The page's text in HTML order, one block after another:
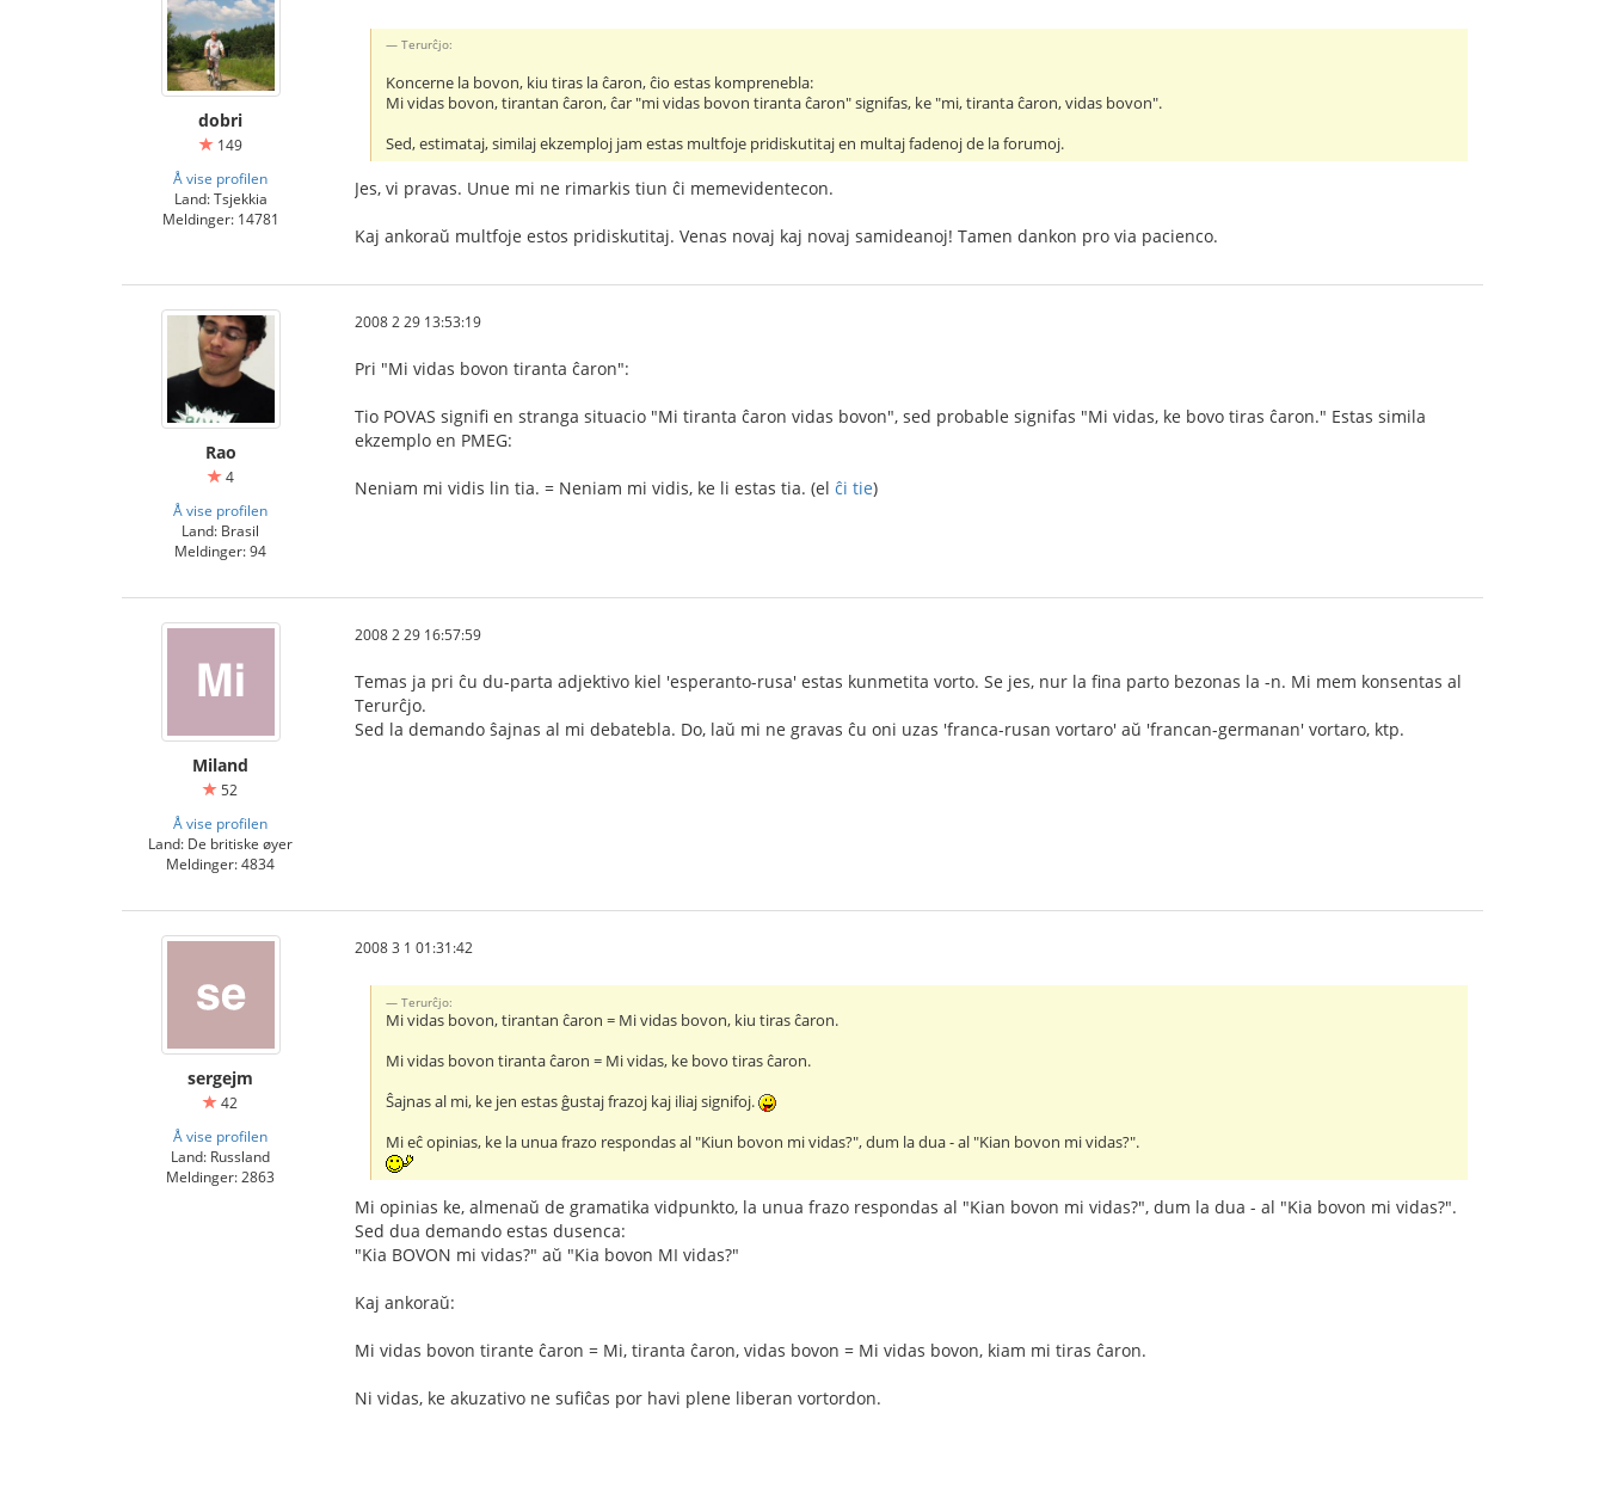
dobri
149
Å vise profilen
Land: Tsjekkia
Meldinger: 14781
Terurĉjo:
Koncerne la bovon, kiu tiras la ĉaron, ĉio estas komprenebla:
Mi vidas bovon, tirantan ĉaron, ĉar "mi vidas bovon tiranta ĉaron" signifas, ke "mi, tiranta ĉaron, vidas bovon".
Sed, estimataj, similaj ekzemploj jam estas multfoje pridiskutitaj en multaj fadenoj de la forumoj.
Jes, vi pravas. Unue mi ne rimarkis tiun ĉi memevidentecon.
Kaj ankoraŭ multfoje estos pridiskutitaj. Venas novaj kaj novaj samideanoj! Tamen dankon pro via pacienco.
Rao
4
Å vise profilen
Land: Brasil
Meldinger: 94
2008 2 29 13:53:19
Pri "Mi vidas bovon tiranta ĉaron":
Tio POVAS signifi en stranga situacio "Mi tiranta ĉaron vidas bovon", sed probable signifas "Mi vidas, ke bovo tiras ĉaron." Estas simila
ekzemplo en PMEG:
Neniam mi vidis lin tia. = Neniam mi vidis, ke li estas tia. (el ĉi tie)
Miland
52
Å vise profilen
Land: De britiske øyer
Meldinger: 4834
2008 2 29 16:57:59
Temas ja pri ĉu du-parta adjektivo kiel 'esperanto-rusa' estas kunmetita vorto. Se jes, nur la fina parto bezonas la -n. Mi mem konsentas al
Terurĉjo.
Sed la demando ŝajnas al mi debatebla. Do, laŭ mi ne gravas ĉu oni uzas 'franca-rusan vortaro' aŭ 'francan-germanan' vortaro, ktp.
sergejm
42
Å vise profilen
Land: Russland
Meldinger: 2863
2008 3 1 01:31:42
Terurĉjo:
Mi vidas bovon, tirantan ĉaron = Mi vidas bovon, kiu tiras ĉaron.
Mi vidas bovon tiranta ĉaron = Mi vidas, ke bovo tiras ĉaron.
Ŝajnas al mi, ke jen estas ĝustaj frazoj kaj iliaj signifoj.
Mi eĉ opinias, ke la unua frazo respondas al "Kiun bovon mi vidas?", dum la dua - al "Kian bovon mi vidas?".
Mi opinias ke, almenaŭ de gramatika vidpunkto, la unua frazo respondas al "Kian bovon mi vidas?", dum la dua - al "Kia bovon mi vidas?".
Sed dua demando estas dusenca:
"Kia BOVON mi vidas?" aŭ "Kia bovon MI vidas?"
Kaj ankoraŭ:
Mi vidas bovon tirante ĉaron = Mi, tiranta ĉaron, vidas bovon = Mi vidas bovon, kiam mi tiras ĉaron.
Ni vidas, ke akuzativo ne sufiĉas por havi plene liberan vortordon.